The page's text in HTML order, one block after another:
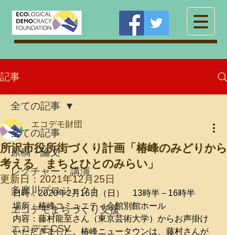
記事
全ての記事
原稿・論文
レクチャー・講演
多摩川プロジェクト
エコデモまちづくり支援
エコデモCSV
全ての記事
所沢市役所街づくり計画「椿峰のみどりから
考える まちとひとのみらい」
エコデモ財団
更新日： 2021年12月25日
日時：2020年2月16日（日）　13時半－16時半
場所：椿峰コミュニティ会館別館ホール
内容：藤村龍至さん（東京芸術大学）からお声掛け
いただきました。椿峰ニュータウンは、藤村さんが